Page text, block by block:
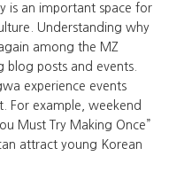
is an important space for
Understanding why
among the MZ
blog posts and events.
experience events
For example, weekend
Must Try Making Once”
attract young Korean